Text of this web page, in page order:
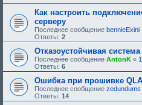
Как настроить
серверу
Последнее сообщение bennieExini
Ответы: 2
Отказоустойчивая
Последнее сообщение AntonK «
Ответы: 6
Ошибка при прошивке
Последнее сообщение zedundums
Ответы: 14